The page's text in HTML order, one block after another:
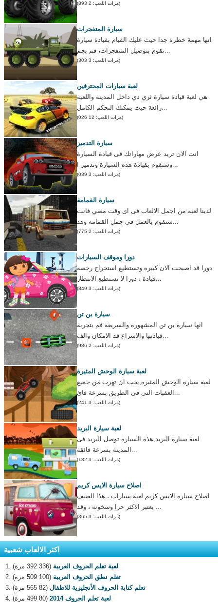
(مرات اللعب: 2 893)
سيارة المتفجرات
انها مهمة خطرة جدا حيث عليك القيام بقيادة سيارة
تقوم بتوصيل المتفجرات، قم بجم...
(مرات اللعب: 3 303)
لعبة سيارات المحترفين
هي لعبة قيادة سيارة ثري دي داخل المدينة واللعبة
رائعة حيث يمكنك التحكم الكامل...
(مرات اللعب: 12 026)
سيارة التدمير
انت الان تريد عرض مهاراتك فى قيادة السيارة
وستقوم بقيادة هذه السيارة وتدمير ا...
(مرات اللعب: 3 039)
سيارة القمامة
لدينا لعبه من اجمل الالعاب فى اى وقت مضي فانت
ستقوم بالعمل فى جمل القمامه وهذ...
(مرات اللعب: 2 775)
دورا وموقف السيارات
دورا قد اصبحت الان كبيره وتستطيع استخراج رخصة
قيادة ، دورا لا تستطيع الانتظار...
(مرات اللعب: 3 849)
سيارة بن تن
انها سيارة بن تن المشهورة والسريعة قم بتجربة
قيادتها والاسراع قد الامكان والف...
(مرات اللعب: 2 986)
لعبة سيارة الوحش المثيرة
لعبة سيارة الوحش المثيرة,يجب ان تهرب من جميع
العقبات التى فى الطريق بسرعة فائ...
(مرات اللعب: 3 241)
لعبة سيارة البريد
لعبة سيارة البريد,هذة السيارة توصل البريد فى
المدينة بسرعة فائقة...
(مرات اللعب: 3 182)
اصلاح سيارة الايس كريم
اصلاح سيارة الايس كريم لعبة سيارات ، هذا الصيف
يعتبر الاكثر حرا وسخونه ، وقد ...
(مرات اللعب: 3 365)
اكثر الالعاب شعبية
لعبة تعلم الحروف العربية (336 392 مرة)
تعلم نطق الحروف العربية (100 509 مرة)
تعلم كتابة الحروف الأنجليزية للاطفال (82 565 مرة)
لعبة تعلم الحروف 2014
(80 499 مرة)